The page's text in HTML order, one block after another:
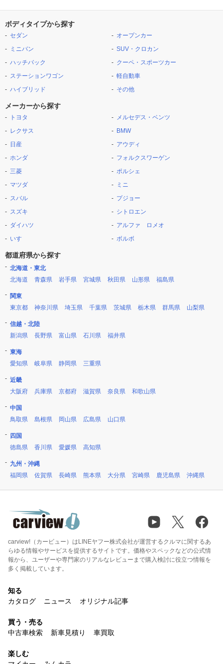
ボディタイプから探す
セダン
ミニバン
ハッチバック
ステーションワゴン
ハイブリッド
オープンカー
SUV・クロカン
クーペ・スポーツカー
軽自動車
その他
メーカーから探す
トヨタ
レクサス
日産
ホンダ
三菱
マツダ
スバル
スズキ
ダイハツ
いすゞ
メルセデス・ベンツ
BMW
アウディ
フォルクスワーゲン
ポルシェ
ミニ
プジョー
シトロエン
アルファ ロメオ
ボルボ
都道府県から探す
北海道・東北
北海道
青森県 岩手県 宮城県 秋田県 山形県 福島県
関東
東京都
神奈川県 埼玉県 千葉県 茨城県 栃木県 群馬県 山梨県
信越・北陸
新潟県
長野県 富山県 石川県 福井県
東海
愛知県
岐阜県 静岡県 三重県
近畿
大阪府
兵庫県 京都府 滋賀県 奈良県 和歌山県
中国
鳥取県
島根県 岡山県 広島県 山口県
四国
徳島県
香川県 愛媛県 高知県
九州・沖縄
福岡県
佐賀県 長崎県 熊本県 大分県 宮崎県 鹿児島県 沖縄県
carview!（カービュー）はLINEヤフー株式会社が運営するクルマに関するあ
らゆる情報やサービスを提供するサイトです。価格やスペックなどの公式情
報から、ユーザーや専門家のリアルなレビューまで購入検討に役立つ情報を
多く掲載しています。
知る
カタログ
ニュース オリジナル記事
買う・売る
中古車検索
新車見積り 車買取
楽しむ